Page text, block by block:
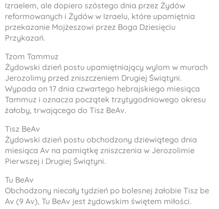
Izraelem, ale dopiero szóstego dnia przez Żydów
reformowanych i Żydów w Izraelu, które upamiętnia
przekazanie Mojżeszowi przez Boga Dziesięciu
Przykazań.
Tzom Tammuz
Żydowski dzień postu upamiętniający wylom w murach
Jerozolimy przed zniszczeniem Drugiej Świątyni.
Wypada on 17 dnia czwartego hebrajskiego miesiąca
Tammuz i oznacza początek trzytygodniowego okresu
żałoby, trwającego do Tisz BeAv.
Tisz BeAv
Żydowski dzień postu obchodzony dziewiątego dnia
miesiąca Av na pamiątkę zniszczenia w Jerozolimie
Pierwszej i Drugiej Świątyni.
Tu BeAv
Obchodzony niecały tydzień po bolesnej żałobie Tisz be
Av (9 Av), Tu BeAv jest żydowskim świętem miłości.